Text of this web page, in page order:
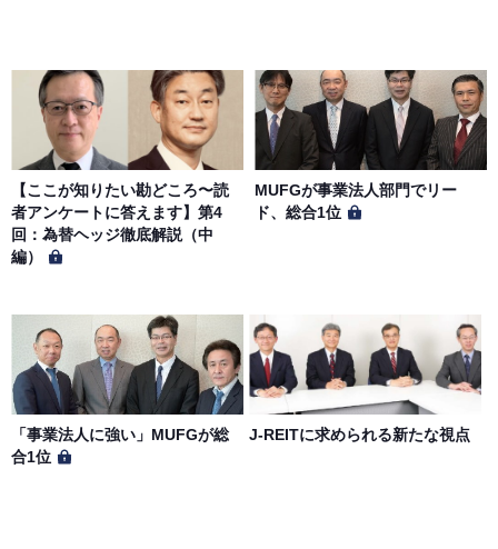
【ここが知りたい勘どころ〜読
者アンケートに答えます】第4
回：為替ヘッジ徹底解説（中
編）
MUFGが事業法人部門でリー
ド、総合1位
「事業法人に強い」MUFGが総
合1位
J-REITに求められる新たな視点